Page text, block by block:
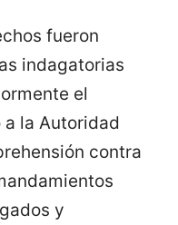
fueron
indagatorias
el
la Autoridad
contra
y